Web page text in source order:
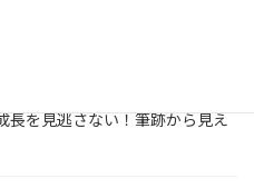
長を見逃さない！筆跡から見え